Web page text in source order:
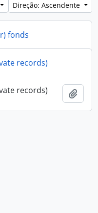
Direção: Ascendente
fonds
fonds
records)
records)